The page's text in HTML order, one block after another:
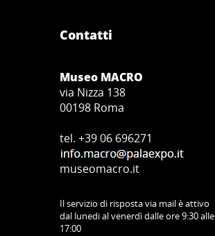
Contatti
Museo MACRO
via Nizza 138
00198 Roma
tel. +39 06 696271
museomacro.it
Il servizio di risposta via mail è attivo
dal lunedi al venerdì dalle ore 9:30 alle
17:00